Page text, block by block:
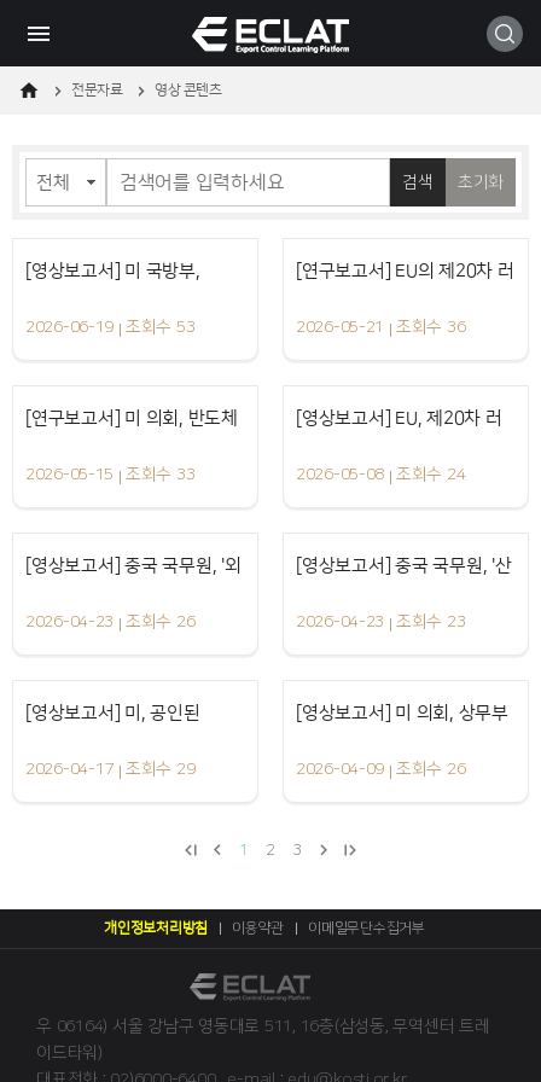
로
로
모바일
전문자료 영상 콘텐츠
검색 초기화
동영상
[영상보고서] 미 국방부,
2026년 중국 군사기업
2026-06-19 조회수 53
동영상
[연구보고서] EU의 제20차 러
시아 제재패키지 상세 분석
2026-05-21 조회수 36
동영상
[연구보고서] 미 의회, 반도체
장비 수출통제 공조 법안
2026-05-15 조회수 33
동영상
[영상보고서] EU, 제20차 러
시아 제재패키지 시행
2026-05-08 조회수 24
동영상
[영상보고서] 중국 국무원, '외
국의 부당 역외관할권 행사 대
2026-04-23 조회수 26
동영상
[영상보고서] 중국 국무원, '산
업망·공급망 안전에 관한 규
2026-04-23 조회수 23
동영상
[영상보고서] 미, 공인된
(authorized) IC 설계기업 지
2026-04-17 조회수 29
동영상
[영상보고서] 미 의회, 상무부
에 수출통제 첨단 칩 대상 트
래킹 도입 요구
2026-04-09 조회수 26
1 2 3
개인정보처리방침 이용약관 이메일무단수집거부
우 06164) 서울 강남구 영동대로 511, 16층(삼성동, 무역센터 트레
이드타워)